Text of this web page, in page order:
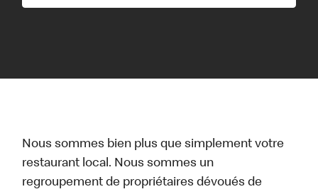
Nous sommes bien plus que simplement votre
restaurant local. Nous sommes un
regroupement de propriétaires dévoués de